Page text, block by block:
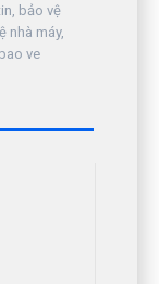
bảo vệ
nhà máy,
ve